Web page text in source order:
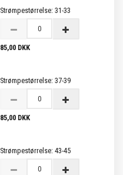
Strømpestørrelse: 31-33
85,00 DKK
Strømpestørrelse: 37-39
85,00 DKK
Strømpestørrelse: 43-45